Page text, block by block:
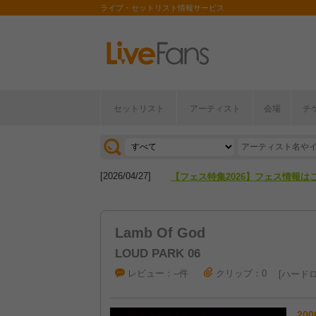
ライブ・セットリスト情報サービス
セットリスト アーティスト 会場 チ
[2026/07/28] 【ライブ動員ランキング】2026年
[2026/04/27] 【フェス特集2026】フェス情報は
Lamb Of God
LOUD PARK 06
レビュー：--件 クリップ：0 ハード